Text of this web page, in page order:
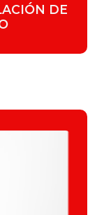
DE